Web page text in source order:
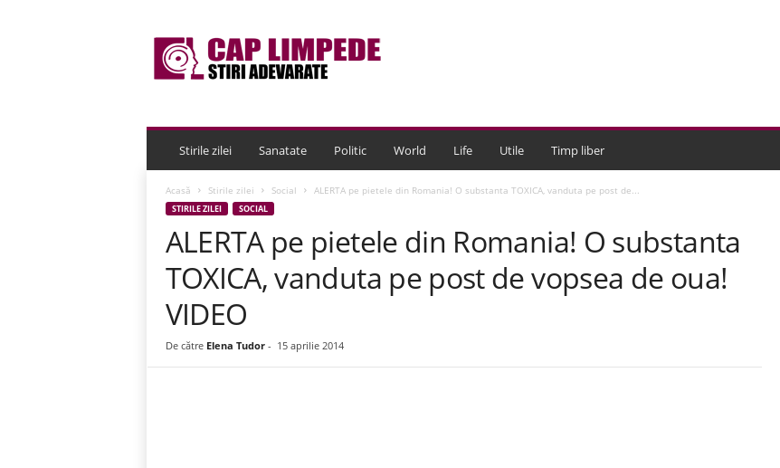
p
d
Stirile zilei Sanatate Politic World Life Utile Timp liber
Acasă Stirile zilei Social ALERTA pe pietele din Romania! O substanta TOXICA, vanduta pe post de...
STIRILE ZILEI SOCIAL
ALERTA pe pietele din Romania! O substanta
TOXICA, vanduta pe post de vopsea de oua!
VIDEO
De către Elena Tudor- 15 aprilie 2014